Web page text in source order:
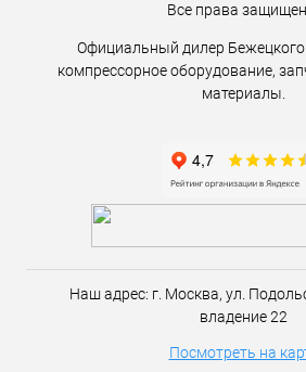
Все права
Официальный дилер Бежецкого
компрессорное оборудование,
материалы.
Наш адрес: г. Москва, ул.
владение 22
Посмотреть на